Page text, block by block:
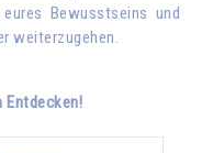
Bewusstseins und
weiterzugehen.
Entdecken!